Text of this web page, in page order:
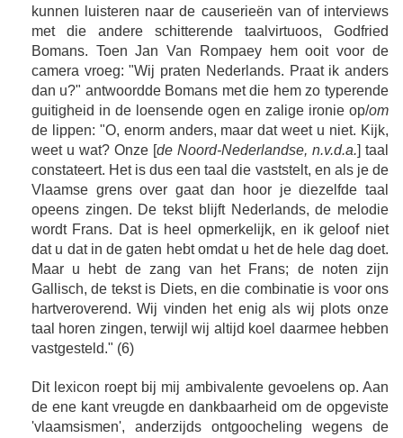
kunnen luisteren naar de causerieën van of interviews
met die andere schitterende taalvirtuoos, Godfried
Bomans. Toen Jan Van Rompaey hem ooit voor de
camera vroeg: "Wij praten Nederlands. Praat ik anders
dan u?" antwoordde Bomans met die hem zo typerende
guitigheid in de loensende ogen en zalige ironie op/om
de lippen: "O, enorm anders, maar dat weet u niet. Kijk,
weet u wat? Onze [de Noord-Nederlandse, n.v.d.a.] taal
constateert. Het is dus een taal die vaststelt, en als je de
Vlaamse grens over gaat dan hoor je diezelfde taal
opeens zingen. De tekst blijft Nederlands, de melodie
wordt Frans. Dat is heel opmerkelijk, en ik geloof niet
dat u dat in de gaten hebt omdat u het de hele dag doet.
Maar u hebt de zang van het Frans; de noten zijn
Gallisch, de tekst is Diets, en die combinatie is voor ons
hartveroverend. Wij vinden het enig als wij plots onze
taal horen zingen, terwijl wij altijd koel daarmee hebben
vastgesteld." (6)
Dit lexicon roept bij mij ambivalente gevoelens op. Aan
de ene kant vreugde en dankbaarheid om de opgeviste
'vlaamsismen', anderzijds ontgoocheling wegens de